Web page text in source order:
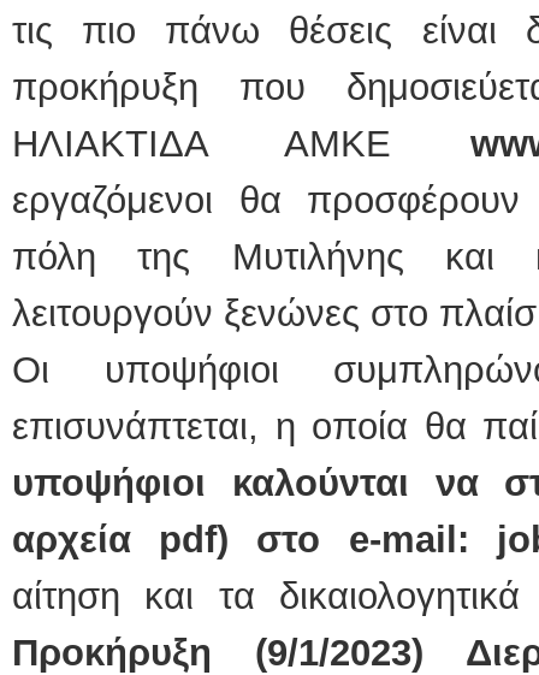
τις πιο πάνω θέσεις είναι
προκήρυξη που
ΗΛΙΑΚΤΙΔΑ ΑΜΚΕ
εργαζόμενοι θα
πόλη της Μυτιλήνης και
λειτουργούν ξενώνες στο
Οι υποψήφιοι
επισυνάπτεται, η οποία θα
υποψήφιοι καλούνται να
αρχεία pdf) στο e-mail :
αίτηση και τα
Προκήρυξη (9/1/2023)